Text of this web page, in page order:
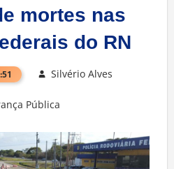
mortes nas
do RN
Silvério Alves
Pública